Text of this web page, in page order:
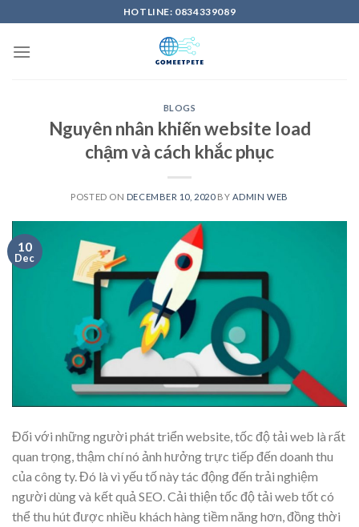
content
HOTLINE: 0834339089
BLOGS
Nguyên nhân khiến website load
chậm và cách khắc phục
POSTED ON DECEMBER 10, 2020BY ADMIN WEB
10
Dec
Đối với những người phát triển website, tốc độ tải web là rất
quan trọng, thậm chí nó ảnh hưởng trực tiếp đến doanh thu
của công ty. Đó là vì yếu tố này tác động đến trải nghiệm
người dùng và kết quả SEO. Cải thiện tốc độ tải web tốt có
thể thu hút được nhiều khách hàng tiềm năng hơn, đồng thời